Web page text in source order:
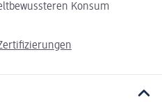
Konsum